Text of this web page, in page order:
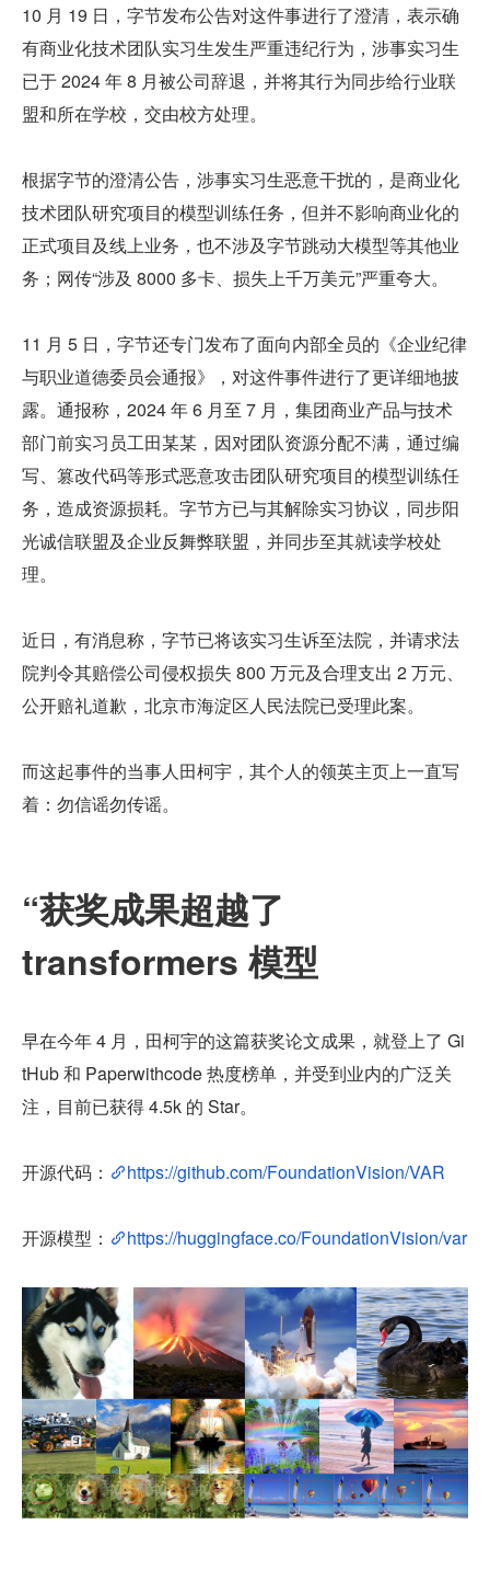
10 月 19 日，字节发布公告对这件事进行了澄清，表示确
有商业化技术团队实习生发生严重违纪行为，涉事实习生
已于 2024 年 8 月被公司辞退，并将其行为同步给行业联
盟和所在学校，交由校方处理。
根据字节的澄清公告，涉事实习生恶意干扰的，是商业化
技术团队研究项目的模型训练任务，但并不影响商业化的
正式项目及线上业务，也不涉及字节跳动大模型等其他业
务；网传“涉及 8000 多卡、损失上千万美元”严重夸大。
11 月 5 日，字节还专门发布了面向内部全员的《企业纪律
与职业道德委员会通报》，对这件事件进行了更详细地披
露。通报称，2024 年 6 月至 7 月，集团商业产品与技术
部门前实习员工田某某，因对团队资源分配不满，通过编
写、篡改代码等形式恶意攻击团队研究项目的模型训练任
务，造成资源损耗。字节方已与其解除实习协议，同步阳
光诚信联盟及企业反舞弊联盟，并同步至其就读学校处
理。
近日，有消息称，字节已将该实习生诉至法院，并请求法
院判令其赔偿公司侵权损失 800 万元及合理支出 2 万元、
公开赔礼道歉，北京市海淀区人民法院已受理此案。
而这起事件的当事人田柯宇，其个人的领英主页上一直写
着：勿信谣勿传谣。
“获奖成果超越了
transformers 模型
早在今年 4 月，田柯宇的这篇获奖论文成果，就登上了 Gi
tHub 和 Paperwithcode 热度榜单，并受到业内的广泛关
注，目前已获得 4.5k 的 Star。
开源代码： https://github.com/FoundationVision/VAR
开源模型： https://huggingface.co/FoundationVision/var